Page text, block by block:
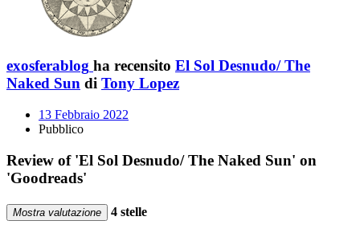
exosferablog ha recensito El Sol Desnudo/ The
Naked Sun di Tony Lopez
13 Febbraio 2022
Pubblico
Review of 'El Sol Desnudo/ The Naked Sun' on
'Goodreads'
Mostra valutazione 4 stelle